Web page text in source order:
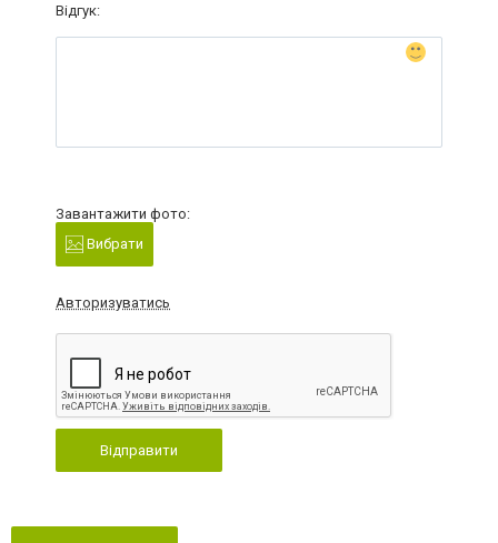
Відгук:
Завантажити фото:
Вибрати
Авторизуватись
Відправити